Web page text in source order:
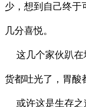
少，想到自己终于
几分喜悦。
这几个家伙趴在
货都吐光了，胃酸
或许这是生存之